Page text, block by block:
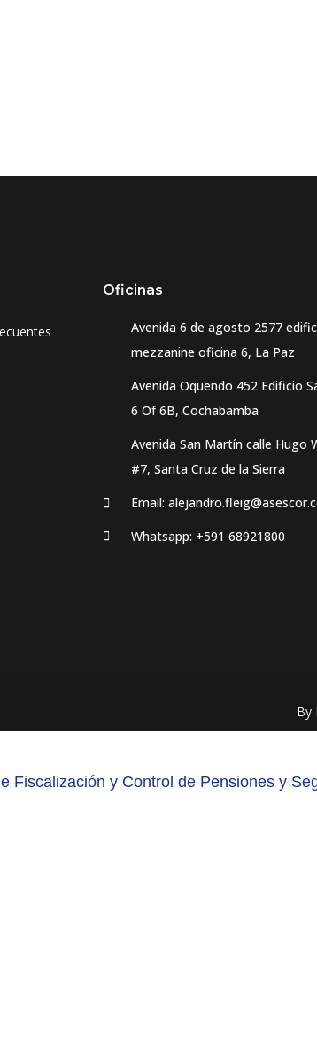
Oficinas
Avenida 6 de agosto 2577
mezzanine oficina 6, La Paz
Avenida Oquendo 452 Edificio
6 Of 6B, Cochabamba
Avenida San Martín calle Hugo
#7, Santa Cruz de la Sierra
Email:
Whatsapp: +591 68921800
By
Fiscalización y Control de Pensiones y